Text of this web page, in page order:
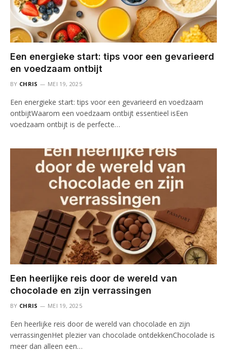
Een energieke start: tips voor een gevarieerd
en voedzaam ontbijt
BY CHRIS MEI 19, 2025
Een energieke start: tips voor een gevarieerd en voedzaam
ontbijtWaarom een voedzaam ontbijt essentieel isEen
voedzaam ontbijt is de perfecte…
Een heerlijke reis door de wereld van
chocolade en zijn verrassingen
BY CHRIS MEI 19, 2025
Een heerlijke reis door de wereld van chocolade en zijn
verrassingenHet plezier van chocolade ontdekkenChocolade is
meer dan alleen een…